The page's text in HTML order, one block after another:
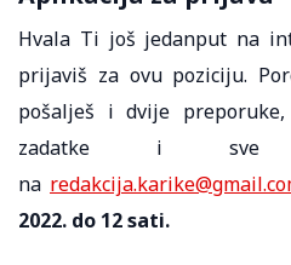
Hvala Ti još jedanput na
prijaviš za ovu poziciju.
pošalješ i dvije
zadatke i sve
na
2022. do 12 sati.